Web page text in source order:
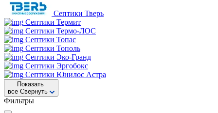
Септики Тверь
Септики Термит
Септики Термо-ЛОС
Септики Топас
Септики Тополь
Септики Эко-Гранд
Септики Эргобокс
Септики Юнилос Астра
Показать
все Свернуть
Фильтры